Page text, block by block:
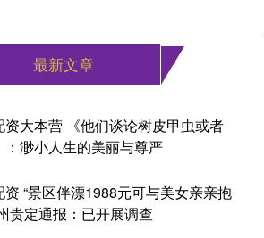
最新文章
资大本营 《他们谈论树皮甲虫或者
：渺小人生的美丽与尊严
资 “景区伴漂1988元可与美女亲亲抱
贵定通报：已开展调查